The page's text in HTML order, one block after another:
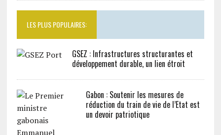
LES PLUS POPULAIRES:
GSEZ : Infrastructures structurantes et
développement durable, un lien étroit
Gabon : Soutenir les mesures de
réduction du train de vie de l’Etat est
un devoir patriotique